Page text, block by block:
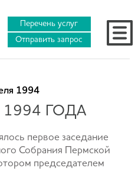
Перечень услуг
Отправить запрос
1994
ГОДА
первое заседание
Собрания Пермской
председателем